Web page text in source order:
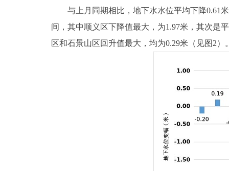
与上月同期相比，地下水水位平均下降0.61米
间，其中顺义区下降值最大，为1.97米，其次是
区和石景山区回升值最大，均为0.29米（见图2）